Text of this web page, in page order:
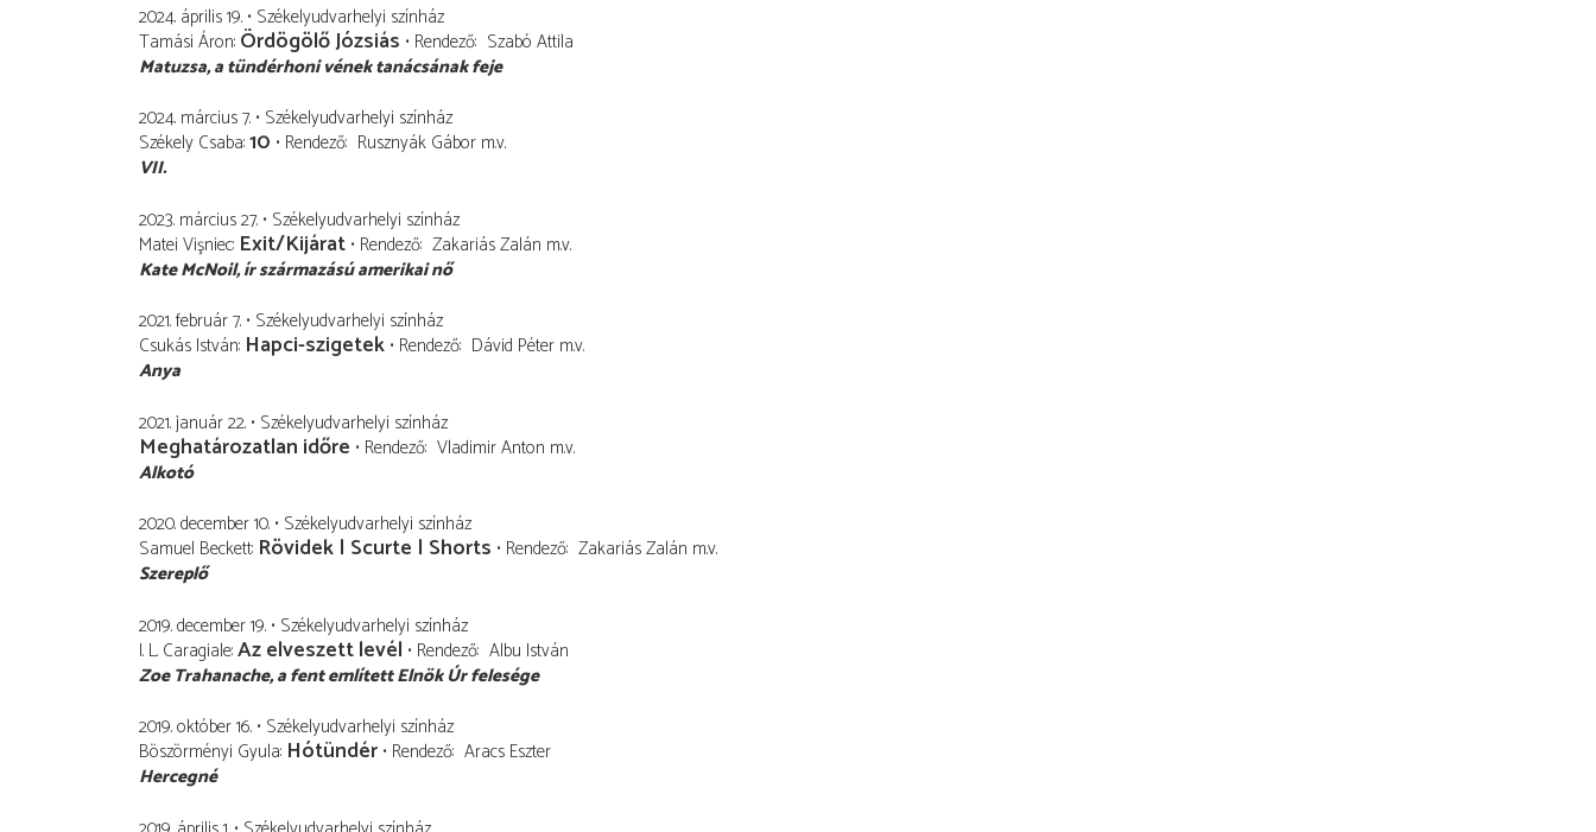
2024. április 19. Székelyudvarhelyi színház
Tamási Áron Ördögölő Józsiás Rendező Szabó Attila
Matuzsa a tündérhoni vének tanácsának feje
2024. március 7. Székelyudvarhelyi színház
Székely Csaba 10 Rendező Rusznyák Gábor m.v.
VII.
2023. március 27. Székelyudvarhelyi színház
Matei Vişniec Exit/Kijárat Rendező Zakariás Zalán m.v.
Kate McNoil ír származású amerikai nő
2021. február 7. Székelyudvarhelyi színház
Csukás István Hapci-szigetek Rendező Dávid Péter m.v.
Anya
2021. január 22. Székelyudvarhelyi színház
Meghatározatlan időre Rendező Vladimir Anton m.v.
Alkotó
2020. december 10. Székelyudvarhelyi színház
Samuel Beckett Rövidek | Scurte | Shorts Rendező Zakariás Zalán m.v.
Szereplő
2019. december 19. Székelyudvarhelyi színház
I. L. Caragiale Az elveszett levél Rendező Albu István
Zoe Trahanache a fent említett Elnök Úr felesége
2019. október 16. Székelyudvarhelyi színház
Böszörményi Gyula Hótündér Rendező Aracs Eszter
Hercegné